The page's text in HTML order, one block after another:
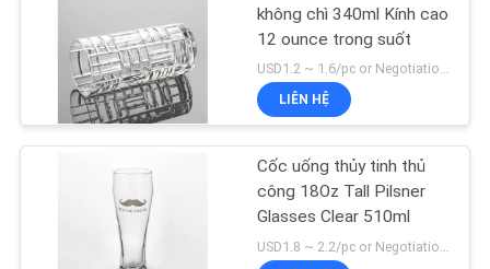
Hũ đựng bằng thủy
tinh trong suốt
không chì 340ml Kính cao
12 ounce trong suốt
USD1.2 ~ 1.6/pc or Negotiation MOQ:30000 chiếc
LIÊN HỆ
Cốc uống thủy tinh thủ
công 18Oz Tall Pilsner
Glasses Clear 510ml
USD1.8 ~ 2.2/pc or Negotiation MOQ:3000 CÁI